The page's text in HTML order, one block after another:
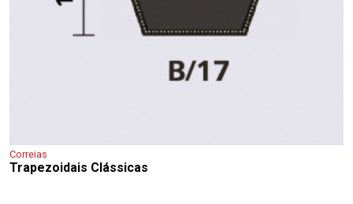
Correias
Trapezoidais Clássicas